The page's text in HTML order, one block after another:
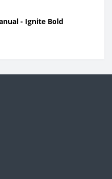
- Ignite Bold